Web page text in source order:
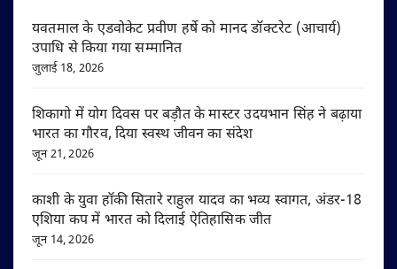
यवतमाल के एडवोकेट प्रवीण हर्षे को मानद डॉक्टरेट (आचार्य)
उपाधि से किया गया सम्मानित
जुलाई 18, 2026
शिकागो में योग दिवस पर बड़ौत के मास्टर उदयभान सिंह ने बढ़ाया
भारत का गौरव, दिया स्वस्थ जीवन का संदेश
जून 21, 2026
काशी के युवा हॉकी सितारे राहुल यादव का भव्य स्वागत, अंडर-18
एशिया कप में भारत को दिलाई ऐतिहासिक जीत
जून 14, 2026